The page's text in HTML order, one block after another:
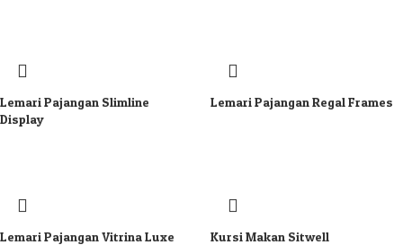
Lemari Pajangan Slimline
Display
Lemari Pajangan Regal Frames
Lemari Pajangan Vitrina Luxe Kursi Makan Sitwell